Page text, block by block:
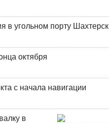
в угольном порту Шахтерск
октября
с начала навигации
в